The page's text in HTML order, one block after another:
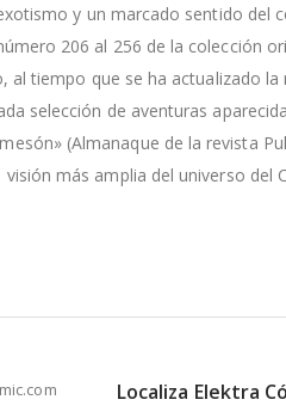
y un marcado sentido del
206 al 256 de la colección
al tiempo que se ha actualizado
selección de aventuras
(Almanaque de la revista
más amplia del universo del
Localiza Elektra